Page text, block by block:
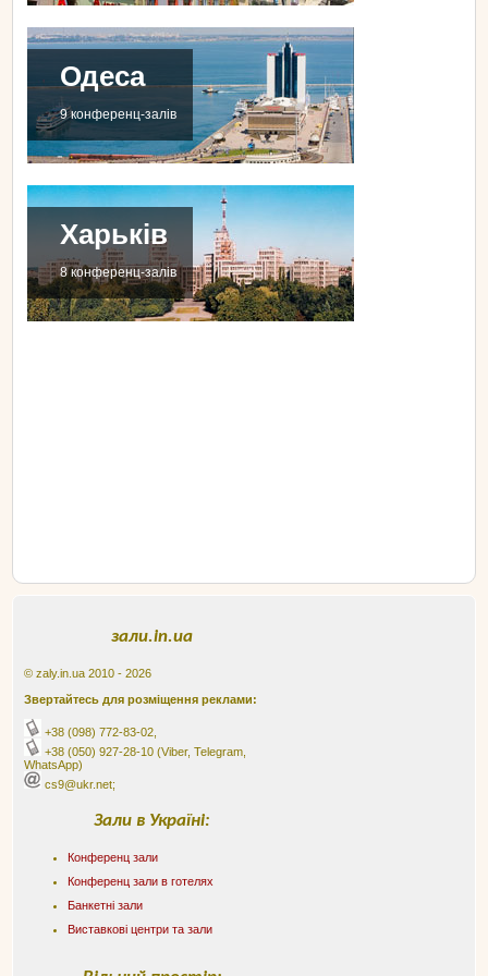
Одеса
9 конференц-залів
Харьків
8 конференц-залів
зали.in.ua
© zaly.in.ua 2010 - 2026
Звертайтесь для розміщення реклами:
+38 (098) 772-83-02
+38 (050) 927-28-10 (Viber, Telegram,
WhatsApp)
cs9@ukr.net;
Зали в Україні:
Конференц зали
Конференц зали в готелях
Банкетні зали
Виставкові центри та зали